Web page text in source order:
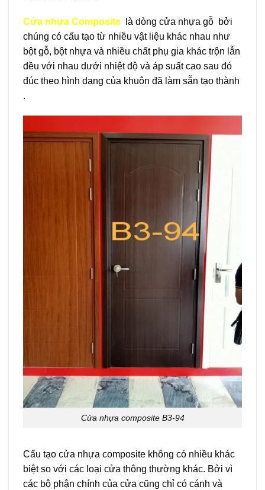
Cửa nhựa Composite là dòng cửa nhựa gỗ bởi
chúng có cấu tạo từ nhiều vật liệu khác nhau như
bột gỗ, bột nhựa và nhiều chất phụ gia khác trộn lẫn
đều với nhau dưới nhiệt độ và áp suất cao sau đó
đúc theo hình dạng của khuôn đã làm sẵn tạo thành
.
Cửa nhựa composite B3-94
Cấu tạo cửa nhựa composite không có nhiều khác
biệt so với các loại cửa thông thường khác. Bởi vì
các bộ phận chính của cửa cũng chỉ có cánh và